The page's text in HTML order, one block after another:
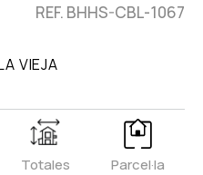
REF. BHHS-CBL-1067
VIEJA
Totales Parcel·la